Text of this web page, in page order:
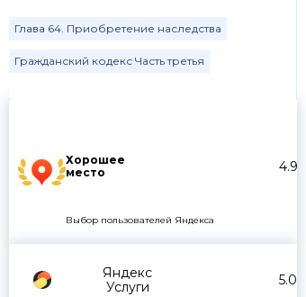
Хорошее
место
4.9
Выбор пользователей Яндекса
Яндекс
Услуги
5.0
Глава 64. Приобретение наследства
Гражданский кодекс Часть третья